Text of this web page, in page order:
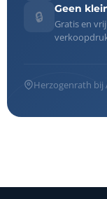
🔒
Geen
Gratis en
Herzogenrath bij